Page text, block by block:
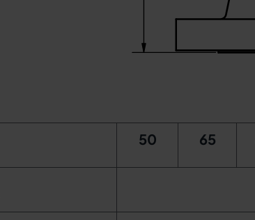
50 65